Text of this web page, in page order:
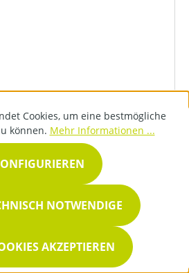
DETAILS
Cookies, um eine bestmögliche
können. Mehr Informationen ...
NOTWENDIGE
AKZEPTIEREN